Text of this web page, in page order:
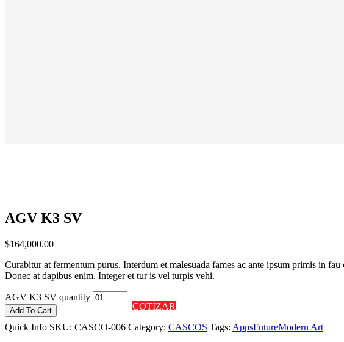
AGV K3 SV
$164,000.00
Curabitur at fermentum purus. Interdum et malesuada fames ac ante ipsum primis in
Donec at dapibus enim. Integer et tur is vel turpis vehi.
AGV K3 SV quantity
Add To Cart
COTIZAR
Quick Info SKU: CASCO-006 Category: CASCOS Tags: AppsFutureModern Art